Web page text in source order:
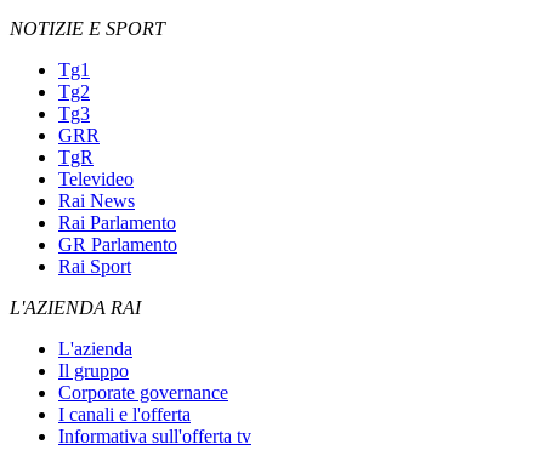
NOTIZIE E SPORT
Tg1
Tg2
Tg3
GRR
TgR
Televideo
Rai News
Rai Parlamento
GR Parlamento
Rai Sport
L'AZIENDA RAI
L'azienda
Il gruppo
Corporate governance
I canali e l'offerta
Informativa sull'offerta tv